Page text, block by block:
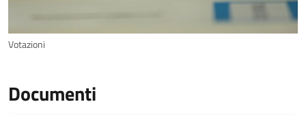
Votazioni
Documenti